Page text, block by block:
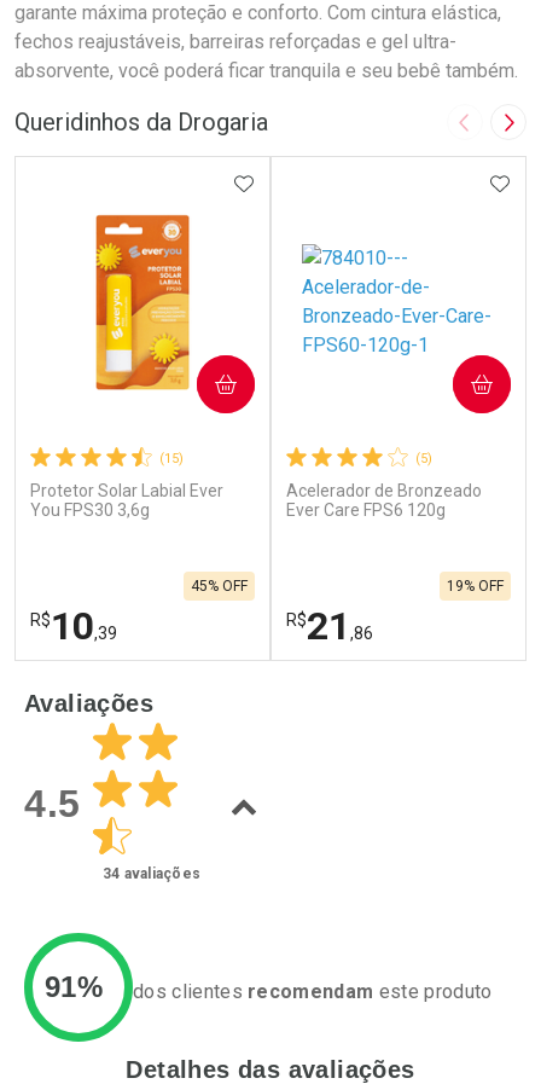
garante máxima proteção e conforto. Com cintura elástica,
fechos reajustáveis, barreiras reforçadas e gel ultra-
absorvente, você poderá ficar tranquila e seu bebê também.
Queridinhos da Drogaria Imagem
(15)
Protetor Solar Labial Ever
You FPS30 3,6g
R$10,39
45% OFF
ADICIONAR AOS FAVORITOS
COMPRAR
Laboratório
Ativar Desconto
Por Menos
(5)
Acelerador de Bronzeado
Ever Care FPS6 120g
R$21 ,86
19% OFF
COMPRAR
Ativar Desconto
Avaliações
4.5
34 avaliações
91% dos clientes recomendam este produto
Detalhes das avaliações